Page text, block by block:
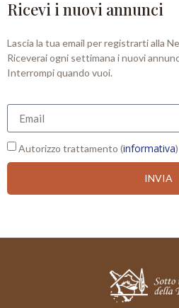
Ricevi i nuovi annunci
Lascia la tua email per registrarti alla
Riceverai ogni settimana i nuovi
Interrompi quando vuoi.
Autorizzo trattamento (informativa)
INVIA